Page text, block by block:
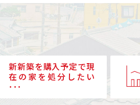
新新築を購入予定で現
在の家を処分したい
･･･